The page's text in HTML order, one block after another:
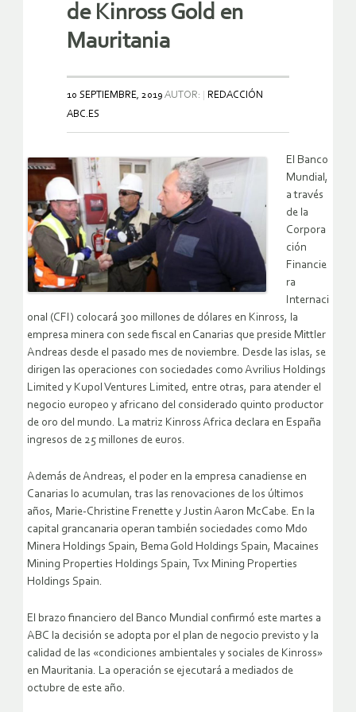
de Kinross Gold en
Mauritania
10 SEPTIEMBRE, 2019 AUTOR:
REDACCIÓN
ABC.ES
El Banco
Mundial,
a través
de la
Corpora
ción
Financie
ra
Internaci
onal (CFI) colocará 300 millones de dólares en Kinross, la
empresa minera con sede fiscal en Canarias que preside Mittler
Andreas desde el pasado mes de noviembre. Desde las islas, se
dirigen las operaciones con sociedades como Avrilius Holdings
Limited y Kupol Ventures Limited, entre otras, para atender el
negocio europeo y africano del considerado quinto productor
de oro del mundo. La matriz Kinross Africa declara en España
ingresos de 25 millones de euros.
Además de Andreas, el poder en la empresa canadiense en
Canarias lo acumulan, tras las renovaciones de los últimos
años, Marie-Christine Frenette y Justin Aaron McCabe. En la
capital grancanaria operan también sociedades como Mdo
Minera Holdings Spain, Bema Gold Holdings Spain, Macaines
Mining Properties Holdings Spain, Tvx Mining Properties
Holdings Spain.
El brazo financiero del Banco Mundial confirmó este martes a
ABC la decisión se adopta por el plan de negocio previsto y la
calidad de las «condiciones ambientales y sociales de Kinross»
en Mauritania. La operación se ejecutará a mediados de
octubre de este año.